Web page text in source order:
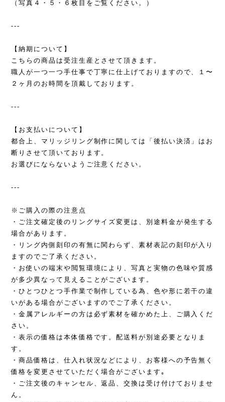
（写真４・５・６枚目をご覧ください。）
---
【納期について】
こちらの商品は受注生産とさせて頂きます。
職人が一つ一つ手仕事で丁寧に仕上げておりますので、１〜
２ヶ月のお時間を頂戴しております。
---
【お支払いについて】
都合上、マリッジリング制作に関しては「後払い決済」はお
断りさせて頂いております。
お選びにならないようご注意ください。
---
※ご購入の際の注意点
・ご注文確定後のリングサイズ変更は、別途料金が発生する
場合があります。
・リング内側刻印の有無に関わらず、素材表記の刻印が入り
ますのでご了承ください。
・お使いの端末や閲覧環境により、写真と実物の色味や質感
が多少異なって見えることがございます。
・ひとつひとつ手作業で制作している為、色や形に若干の違
いがある場合がございますのでご了承ください。
・金属アレルギーの方は必ず素材を確かめた上、ご購入くだ
さい。
・表示の価格は本体価格です。配送料が別途必要となりま
す。
・商品価格は、仕入れ状況などにより、お客様への予告無く
価格を変更させていただく場合がございます｡
・ご注文後のキャンセル、返品、交換は受け付けておりませ
ん。